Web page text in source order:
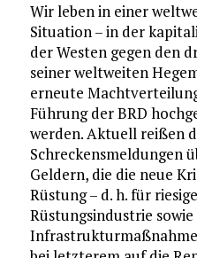
Wir leben in einer
Situation – in der
der Westen gegen den
seiner weltweiten
erneute
Führung der BRD
werden. Aktuell reißen
Schreckensmeldungen
Geldern, die die neue
Rüstung – d. h. für
Rüstungsindustrie